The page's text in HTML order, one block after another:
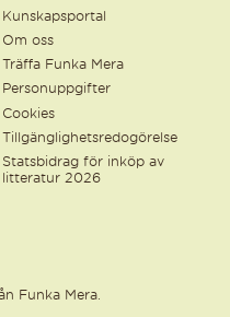
Kunskapsportal
Om oss
Träffa Funka Mera
Personuppgifter
Cookies
Tillgänglighetsredogörelse
Statsbidrag för inköp av
litteratur 2026
Funka Mera.